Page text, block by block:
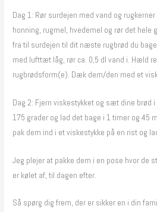
Dag 1: Rør surdejen med vand og
honning, rugmel, hvedemel og rør det hele
fra til surdejen til dit næste rugbrød du
med lufttæt låg, rør ca. 0,5 dl vand i. Hæld
rugbrødsform(e). Dæk dem/den med et
Dag 2: Fjern viskestykket og sæt dine brød
175 grader og lad det bage i 1 timer og 45
pak dem ind i et viskestykke på en rist og
Jeg plejer at pakke dem i en pose hvor de
er kølet af, til dagen efter.
Så spørg dig frem, der er sikker en i din